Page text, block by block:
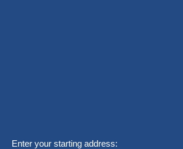
Enter your starting address: